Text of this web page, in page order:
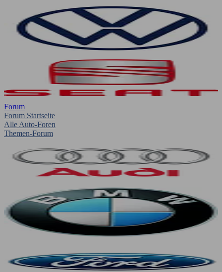
Forum
Forum Startseite
Alle Auto-Foren
Themen-Forum